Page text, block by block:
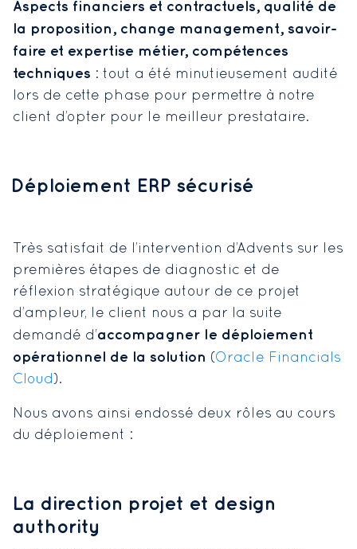
Aspects financiers et contractuels, qualité de
la proposition, change management, savoir-
faire et expertise métier, compétences
techniques : tout a été minutieusement audité
lors de cette phase pour permettre à notre
client d’opter pour le meilleur prestataire.
Déploiement ERP sécurisé
Très satisfait de l’intervention d’Advents sur les
premières étapes de diagnostic et de
réflexion stratégique autour de ce projet
d’ampleur, le client nous a par la suite
demandé d’accompagner le déploiement
opérationnel de la solution (Oracle Financials
Cloud ).
Nous avons ainsi endossé deux rôles au cours
du déploiement :
La direction projet et design
authority